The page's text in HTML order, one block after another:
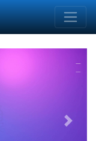
Next